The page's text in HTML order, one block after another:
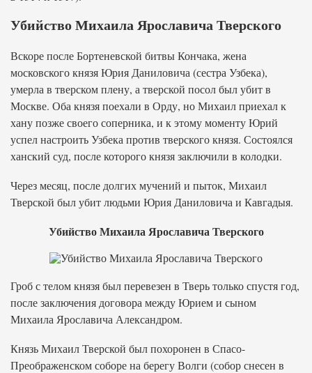
Убийство Михаила Ярославича Тверского
Вскоре после Бортеневской битвы Кончака, жена
московского князя Юрия Даниловича (сестра Узбека),
умерла в тверском плену, а тверской посол был убит в
Москве. Оба князя поехали в Орду, но Михаил приехал к
хану позже своего соперника, и к этому моменту Юрий
успел настроить Узбека против тверского князя. Состоялся
ханский суд, после которого князя заключили в колодки.
Через месяц, после долгих мучений и пыток, Михаил
Тверской был убит людьми Юрия Даниловича и Кавгадыя.
Убийство Михаила Ярославича Тверского
Гроб с телом князя был перевезен в Тверь только спустя год,
после заключения договора между Юрием и сыном
Михаила Ярославича Александром.
Князь Михаил Тверской был похоронен в Спасо-
Преображенском соборе на берегу Волги (собор снесен в